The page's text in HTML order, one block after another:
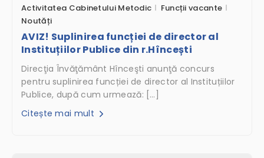
Activitatea Cabinetului Metodic
Funcții vacante
Noutăți
AVIZ! Suplinirea funcției de director al
Instituțiilor Publice din r.Hîncești
Direcţia Învăţământ Hînceşti anunţă concurs
pentru suplinirea funcției de director al Instituțiilor
Publice, după cum urmează: […]
Citește mai mult